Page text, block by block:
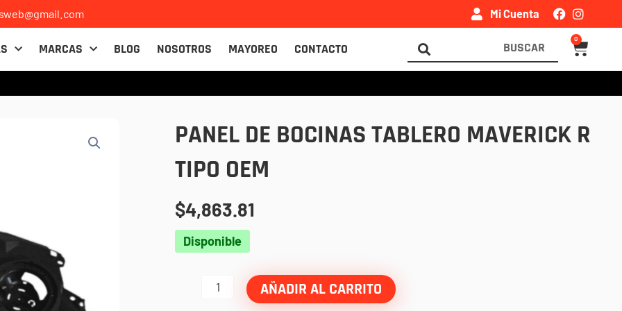
Mi Cuenta
MARCAS BLOG NOSOTROS MAYOREO CONTACTO
Search
...
0
Carrito
PANEL DE BOCINAS TABLERO MAVERICK R
TIPO OEM
$4,863.81
Disponible
Panel
bocinas
AÑADIR AL CARRITO